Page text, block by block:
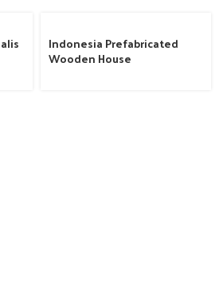
Indonesia Prefabricated
Wooden House